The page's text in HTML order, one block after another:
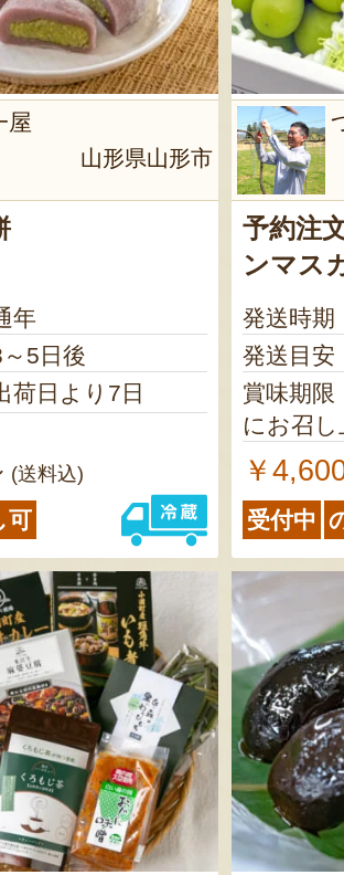
屋
山形県山形市
年
5日後
荷日より7日
(送料込)
可
予約注
ンマス
発送時期
発送目安
賞味期限
にお召
￥
受付中